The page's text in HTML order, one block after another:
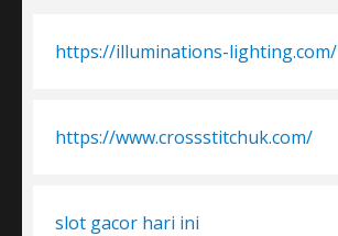
https://illuminations-lighting.com/
https://www.crossstitchuk.com/
slot gacor hari ini